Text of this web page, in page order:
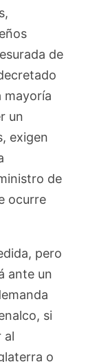
de
mayoría
un
exigen
de
ocurre
pero
ante un
si
al
o